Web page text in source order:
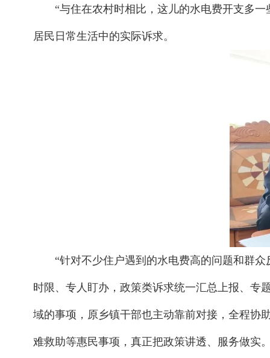
“与住在农村时相比，这儿的水电费开支多
居民日常生活中的实际诉求。
“针对不少住户遇到的水电费高的问题和群
时限、专人盯办，政策类诉求统一汇总上报、专
域的事项，原乡镇干部也主动靠前对接，全程协
难救助等惠民事项，真正把政策讲透、服务做实。